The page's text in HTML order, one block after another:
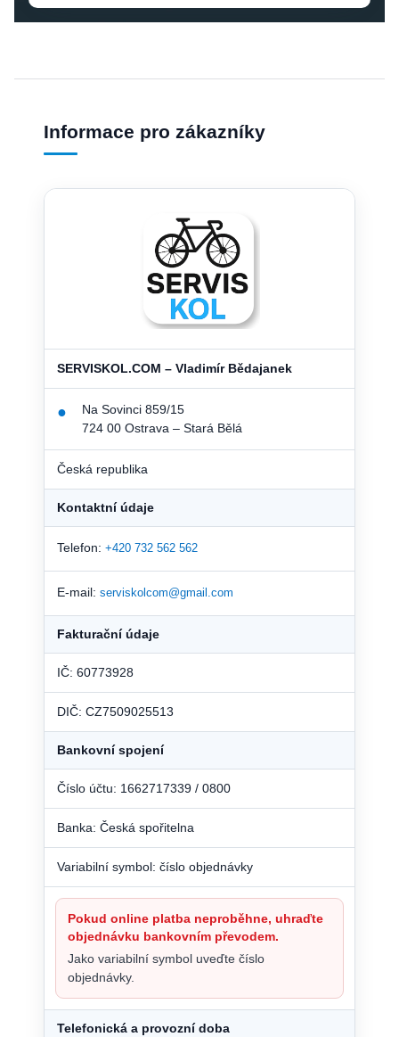
Informace pro zákazníky
SERVISKOL.COM – Vladimír Bědajanek
●
Na Sovinci 859/15
724 00 Ostrava – Stará Bělá
Česká republika
Kontaktní údaje
Telefon: +420 732 562 562
E-mail: serviskolcom@gmail.com
Fakturační údaje
IČ: 60773928
DIČ: CZ7509025513
Bankovní spojení
Číslo účtu: 1662717339 / 0800
Banka: Česká spořitelna
Variabilní symbol: číslo objednávky
Pokud online platba neproběhne, uhraďte
objednávku bankovním převodem.
Jako variabilní symbol uveďte číslo
objednávky.
Telefonická a provozní doba